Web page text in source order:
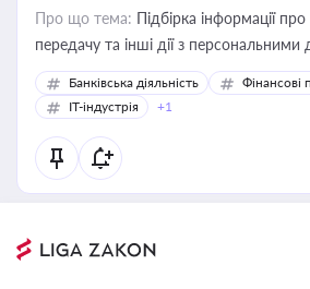
Про що тема: Підбірка інформації
передачу та інші дії з персональними
Банківська діяльність
Фінансові
IT-індустрія
+1